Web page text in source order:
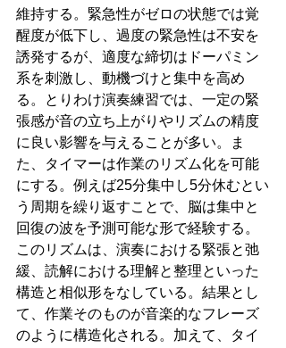
維持する。緊急性がゼロの状態では覚
醒度が低下し、過度の緊急性は不安を
誘発するが、適度な締切はドーパミン
系を刺激し、動機づけと集中を高め
る。とりわけ演奏練習では、一定の緊
張感が音の立ち上がりやリズムの精度
に良い影響を与えることが多い。ま
た、タイマーは作業のリズム化を可能
にする。例えば25分集中し5分休むとい
う周期を繰り返すことで、脳は集中と
回復の波を予測可能な形で経験する。
このリズムは、演奏における緊張と弛
緩、読解における理解と整理といった
構造と相似形をなしている。結果とし
て、作業そのものが音楽的なフレーズ
のように構造化される。加えて、タイ